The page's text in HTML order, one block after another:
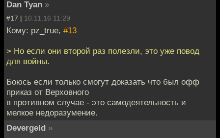
Dan Tyan »
#17 | 10.11.16 11:29
Кому: pz_true, #13
> Но если они второй раз полезли, это уже повод
для войны.
Боюсь если только смогут доказать что был офф
приказ от Верховного
в противном случае - это самодеятельность и
мелкое недоразумение.
Devergeld »